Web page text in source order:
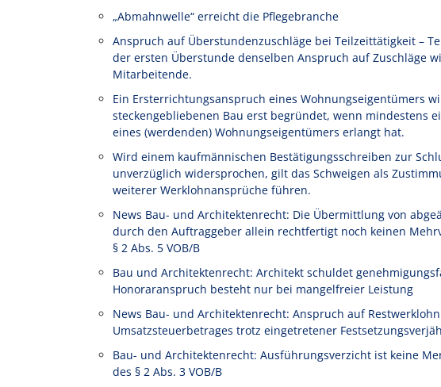
„Abmahnwelle“ erreicht die Pflegebranche
Anspruch auf Überstundenzuschläge bei Teilzeittätigkeit –
der ersten Überstunde denselben Anspruch auf Zuschläge
Mitarbeitende.
Ein Ersterrichtungsanspruch eines Wohnungseigentümers
steckengebliebenen Bau erst begründet, wenn mindestens
eines (werdenden) Wohnungseigentümers erlangt hat.
Wird einem kaufmännischen Bestätigungsschreiben zur
unverzüglich widersprochen, gilt das Schweigen als
weiterer Werklohnansprüche führen.
News Bau- und Architektenrecht: Die Übermittlung von
durch den Auftraggeber allein rechtfertigt noch keinen
§ 2 Abs. 5 VOB/B
Bau und Architektenrecht: Architekt schuldet
Honoraranspruch besteht nur bei mangelfreier Leistung
News Bau- und Architektenrecht: Anspruch auf
Umsatzsteuerbetrages trotz eingetretener
Bau- und Architektenrecht: Ausführungsverzicht ist keine
des § 2 Abs. 3 VOB/B